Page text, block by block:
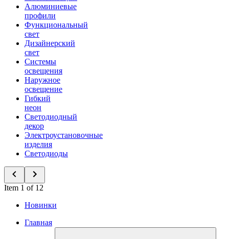
Алюминиевые
профили
Функциональный
свет
Дизайнерский
свет
Системы
освещения
Наружное
освещение
Гибкий
неон
Светодиодный
декор
Электроустановочные
изделия
Светодиоды
Item 1 of 12
Новинки
Главная